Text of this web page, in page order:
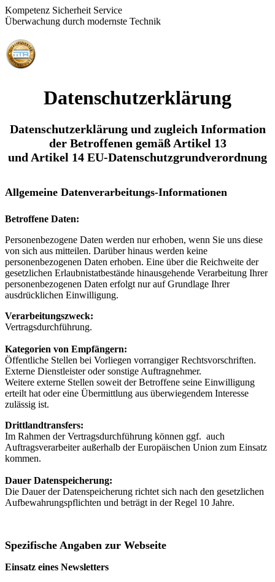
Kompetenz Sicherheit Service
Überwachung durch modernste Technik
Datenschutzerklärung
Datenschutzerklärung und zugleich Information
der Betroffenen gemäß Artikel 13
und Artikel 14 EU-Datenschutzgrundverordnung
Allgemeine Datenverarbeitungs-Informationen
Betroffene Daten:
Personenbezogene Daten werden nur erhoben, wenn Sie uns diese
von sich aus mitteilen. Darüber hinaus werden keine
personenbezogenen Daten erhoben. Eine über die Reichweite der
gesetzlichen Erlaubnistatbestände hinausgehende Verarbeitung Ihrer
personenbezogenen Daten erfolgt nur auf Grundlage Ihrer
ausdrücklichen Einwilligung.
Verarbeitungszweck:
Vertragsdurchführung.
Kategorien von Empfängern:
Öffentliche Stellen bei Vorliegen vorrangiger Rechtsvorschriften.
Externe Dienstleister oder sonstige Auftragnehmer.
Weitere externe Stellen soweit der Betroffene seine Einwilligung
erteilt hat oder eine Übermittlung aus überwiegendem Interesse
zulässig ist.
Drittlandtransfers:
Im Rahmen der Vertragsdurchführung können ggf. auch
Auftragsverarbeiter außerhalb der Europäischen Union zum Einsatz
kommen.
Dauer Datenspeicherung:
Die Dauer der Datenspeicherung richtet sich nach den gesetzlichen
Aufbewahrungspflichten und beträgt in der Regel 10 Jahre.
Spezifische Angaben zur Webseite
Einsatz eines Newsletters